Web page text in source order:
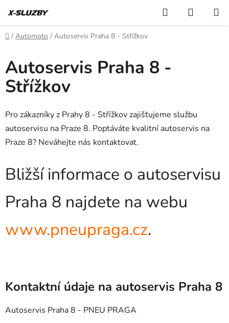
na
obsah
Hledat
KOŠÍK
Domů
/ Automoto / Autoservis Praha 8 - Střížkov
Autoservis Praha 8 -
Střížkov
Pro zákazníky z Prahy 8 - Střížkov zajišťujeme službu
autoservisu na Praze 8. Poptáváte kvalitní autoservis na
Praze 8? Neváhejte nás kontaktovat.
Bližší informace o autoservisu
Praha 8 najdete na webu
www.pneupraga.cz.
Kontaktní údaje na autoservis Praha 8
Autoservis Praha 8 - PNEU PRAGA